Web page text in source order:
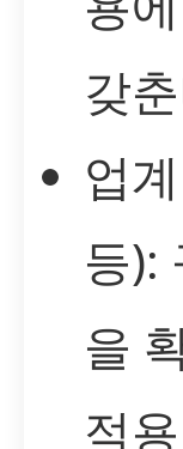
갖
업
등):
을
적